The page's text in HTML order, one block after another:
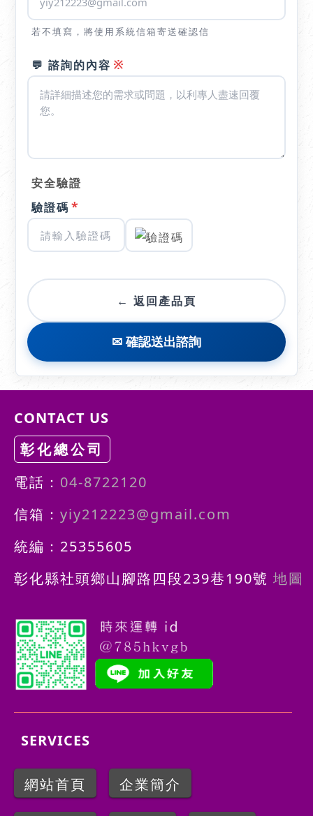
若不填寫，將使用系統信箱寄送確認信
💬 諮詢的內容 ※
安全驗證
驗證碼 *
← 返回產品頁
✉ 確認送出諮詢
CONTACT US
彰化總公司
電話： 04-8722120
信箱： yiy212223@gmail.com
統編：25355605
彰化縣社頭鄉山腳路四段239巷190號 地圖
SERVICES
網站首頁 企業簡介